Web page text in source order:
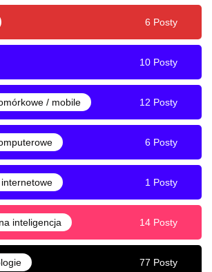
6 Posty
10 Posty
/ mobile 12 Posty
6 Posty
1 Posty
inteligencja 14 Posty
77 Posty